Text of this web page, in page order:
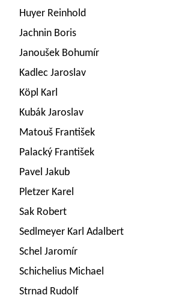
Huyer Reinhold
Jachnin Boris
Janoušek Bohumír
Kadlec Jaroslav
Köpl Karl
Kubák Jaroslav
Matouš František
Palacký František
Pavel Jakub
Pletzer Karel
Sak Robert
Sedlmeyer Karl Adalbert
Schel Jaromír
Schichelius Michael
Strnad Rudolf